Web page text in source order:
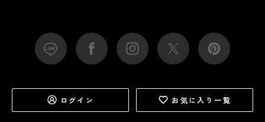
ログイン お気に入り一覧